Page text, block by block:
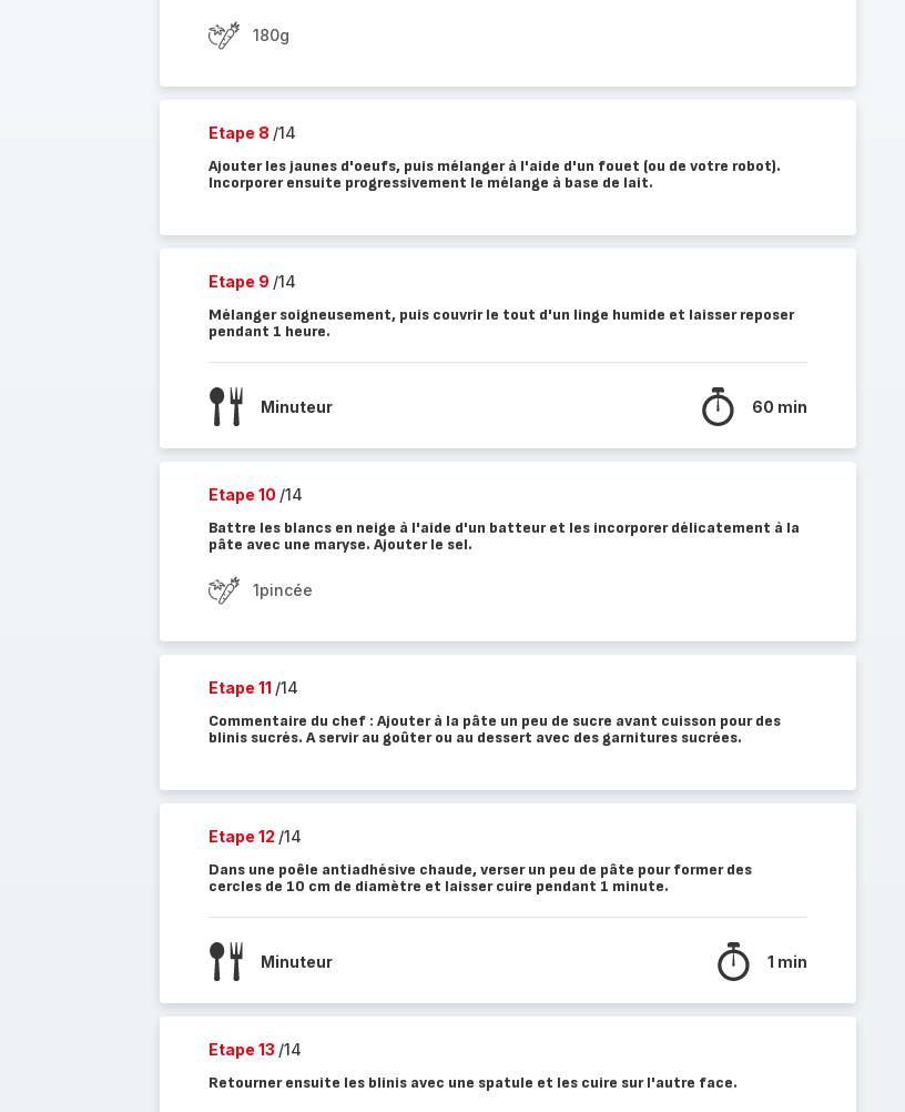
180g
Etape 8 /14
Ajouter les jaunes d'oeufs, puis mélanger à l'aide d'un fouet (ou de votre robot).
Incorporer ensuite progressivement le mélange à base de lait.
Etape 9 /14
Mélanger soigneusement, puis couvrir le tout d'un linge humide et laisser reposer
pendant 1 heure.
Minuteur 60 min
Etape 10 /14
Battre les blancs en neige à l'aide d'un batteur et les incorporer délicatement à la
pâte avec une maryse. Ajouter le sel.
1pincée
Etape 11 /14
Commentaire du chef : Ajouter à la pâte un peu de sucre avant cuisson pour des
blinis sucrés. A servir au goûter ou au dessert avec des garnitures sucrées.
Etape 12 /14
Dans une poêle antiadhésive chaude, verser un peu de pâte pour former des
cercles de 10 cm de diamètre et laisser cuire pendant 1 minute.
Minuteur 1 min
Etape 13 /14
Retourner ensuite les blinis avec une spatule et les cuire sur l'autre face.